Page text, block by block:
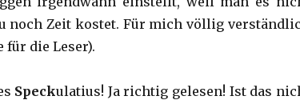
noch Zeit kostet. Für mich völlig
die Leser).
Speckulatius! Ja richtig gelesen! Ist das